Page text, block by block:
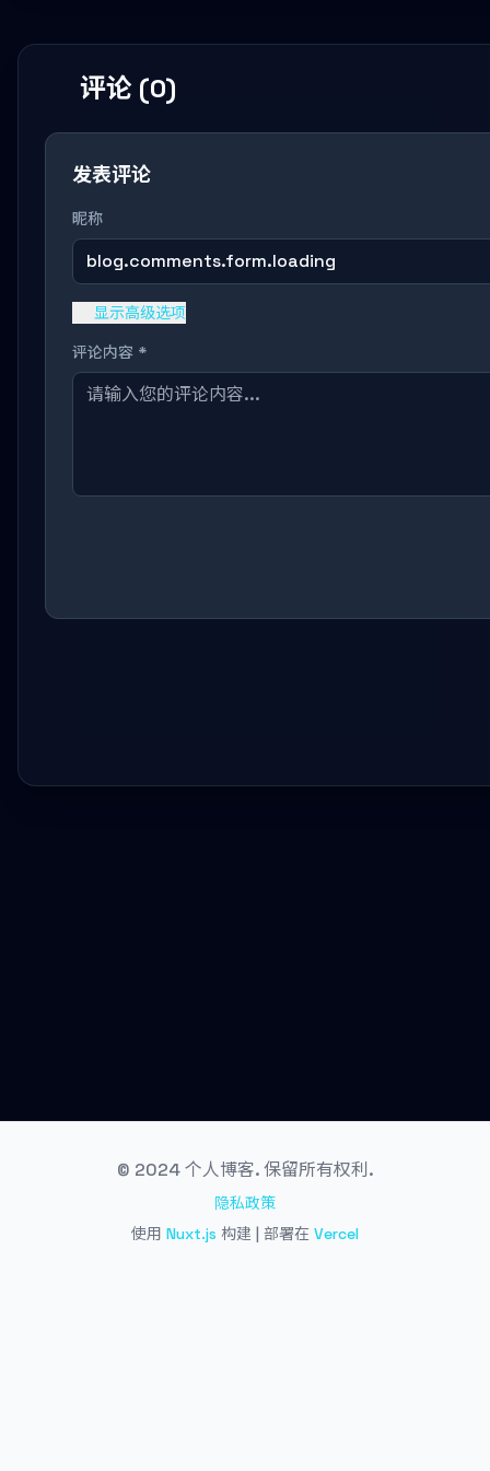
评论 (0)
发表评论
昵称
blog.comments.form.loading
显示高级选项
评论内容 *
© 2024 个人博客. 保留所有权利.
隐私政策
使用 Nuxt.js 构建 | 部署在 Vercel